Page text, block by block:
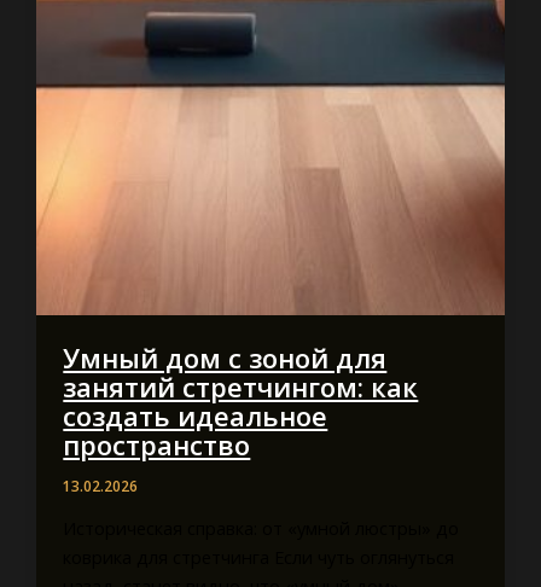
Умный дом с зоной для
занятий стретчингом: как
создать идеальное
пространство
13.02.2026